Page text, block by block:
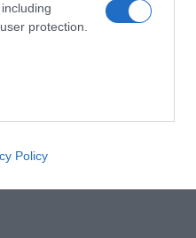
protection.
Policy
kérdés, hogy vajon mi az a Bixby, mit